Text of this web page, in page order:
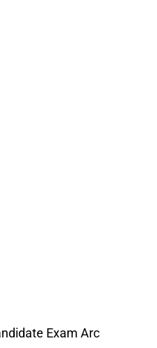
Exam Arc